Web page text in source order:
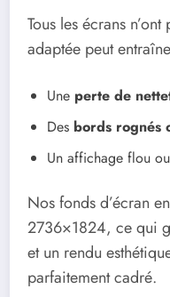
Tous les écrans
adaptée peut
Une perte de
Des bords rognés
Un affichage flou
Nos fonds d’écran en
2736×1824, ce qui
et un rendu
parfaitement cadré.